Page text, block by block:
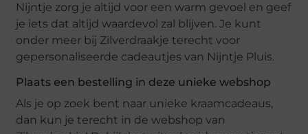
Nijntje zorg je altijd voor een warm gevoel en geef
je iets dat altijd waardevol zal blijven. Je kunt
onder meer bij Zilverdraakje terecht voor
gepersonaliseerde cadeautjes van Nijntje Pluis.
Plaats een bestelling in deze unieke webshop
Als je op zoek bent naar unieke kraamcadeaus,
dan kun je terecht in de webshop van